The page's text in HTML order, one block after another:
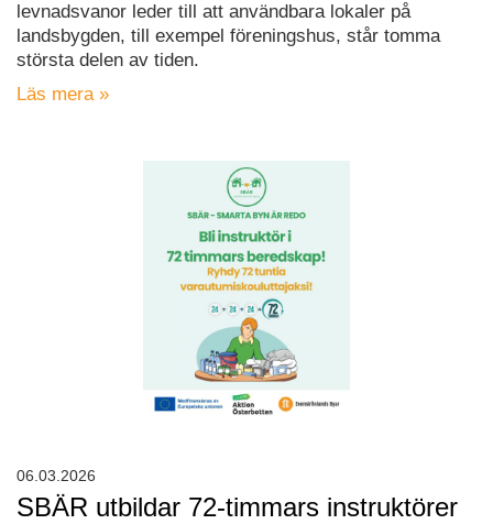
levnadsvanor leder till att användbara lokaler på
landsbygden, till exempel föreningshus, står tomma
största delen av tiden.
Läs mera »
SBÄR utbildar 72-timmars instruktörer
06.03.2026